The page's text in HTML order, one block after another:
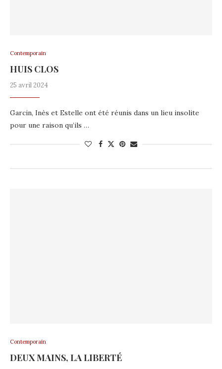
Contemporain
HUIS CLOS
25 avril 2024
Garcin, Inès et Estelle ont été réunis dans un lieu insolite
pour une raison qu’ils …
Contemporain
DEUX MAINS, LA LIBERTÉ